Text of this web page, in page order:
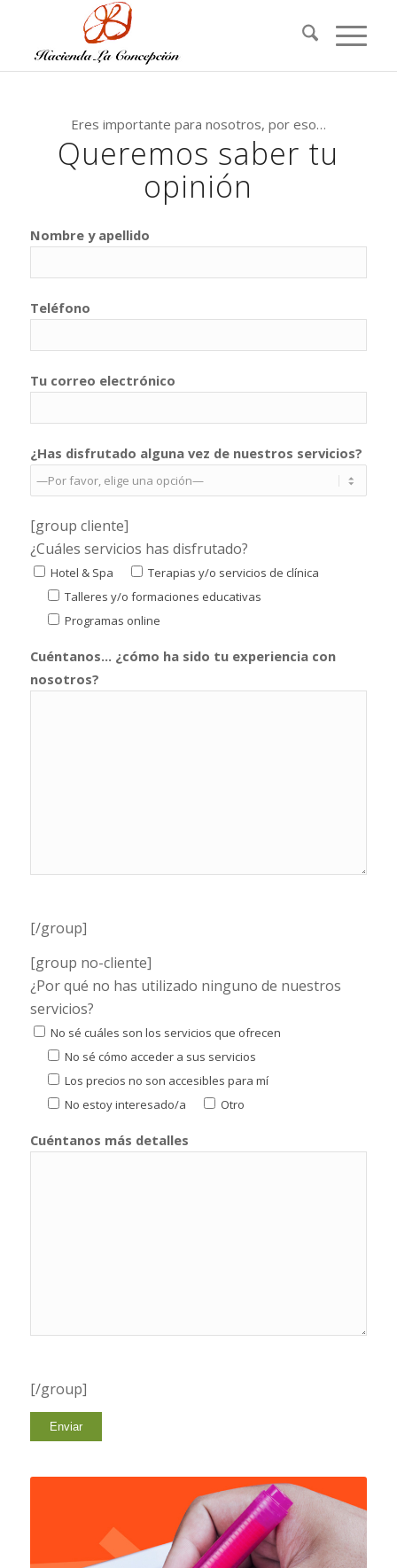
Eres importante para nosotros, por eso…
Queremos saber tu
opinión
Nombre y apellido
Teléfono
Tu correo electrónico
¿Has disfrutado alguna vez de nuestros servicios?
[group cliente]
¿Cuáles servicios has disfrutado?
Hotel & Spa
Terapias y/o servicios de clínica
Talleres y/o formaciones educativas
Programas online
Cuéntanos... ¿cómo ha sido tu experiencia con
nosotros?
[/group]
[group no-cliente]
¿Por qué no has utilizado ninguno de nuestros
servicios?
No sé cuáles son los servicios que ofrecen
No sé cómo acceder a sus servicios
Los precios no son accesibles para mí
No estoy interesado/a
Otro
Cuéntanos más detalles
[/group]